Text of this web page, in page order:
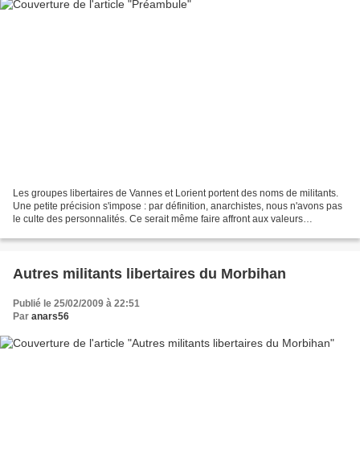
Les groupes libertaires de Vannes et Lorient portent des noms de militants.
Une petite précision s'impose : par définition, anarchistes, nous n'avons pas
le culte des personnalités. Ce serait même faire affront aux valeurs
Autres militants libertaires du Morbihan
Publié le 25/02/2009 à 22:51
Par anars56